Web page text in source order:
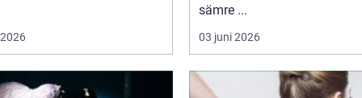
sämre ...
03 juni 2026